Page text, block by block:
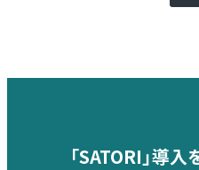
ペ
「SATORI」導